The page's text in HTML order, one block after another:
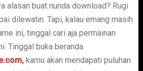
alasan buat nunda download? Rugi
dilewatin. Tapi, kalau emang masih
ini, tinggal cari aja permainan
Tinggal buka beranda
, kamu akan mendapati puluhan